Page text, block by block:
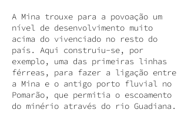
A Mina trouxe para a povoação um
nível de desenvolvimento muito
acima do vivenciado no resto do
país. Aqui construiu-se, por
exemplo, uma das primeiras linhas
férreas, para fazer a ligação entre
a Mina e o antigo porto fluvial no
Pomarão, que permitia o escoamento
do minério através do rio Guadiana.